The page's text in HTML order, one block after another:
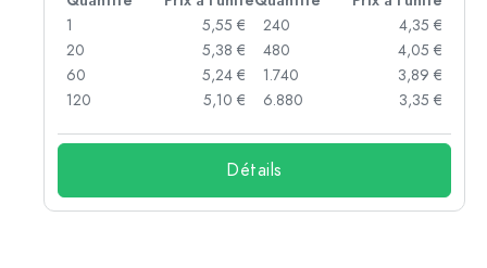
1
5,55 €
20
5,38 €
60
5,24 €
120
5,10 €
240
4,35 €
480
4,05 €
1.740
3,89 €
6.880
3,35 €
Détails